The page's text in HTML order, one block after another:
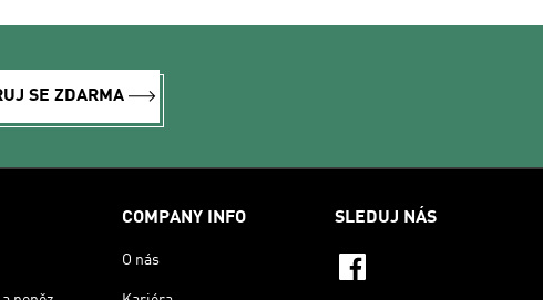
SE ZDARMA
COMPANY INFO
O nás
SLEDUJ NÁS